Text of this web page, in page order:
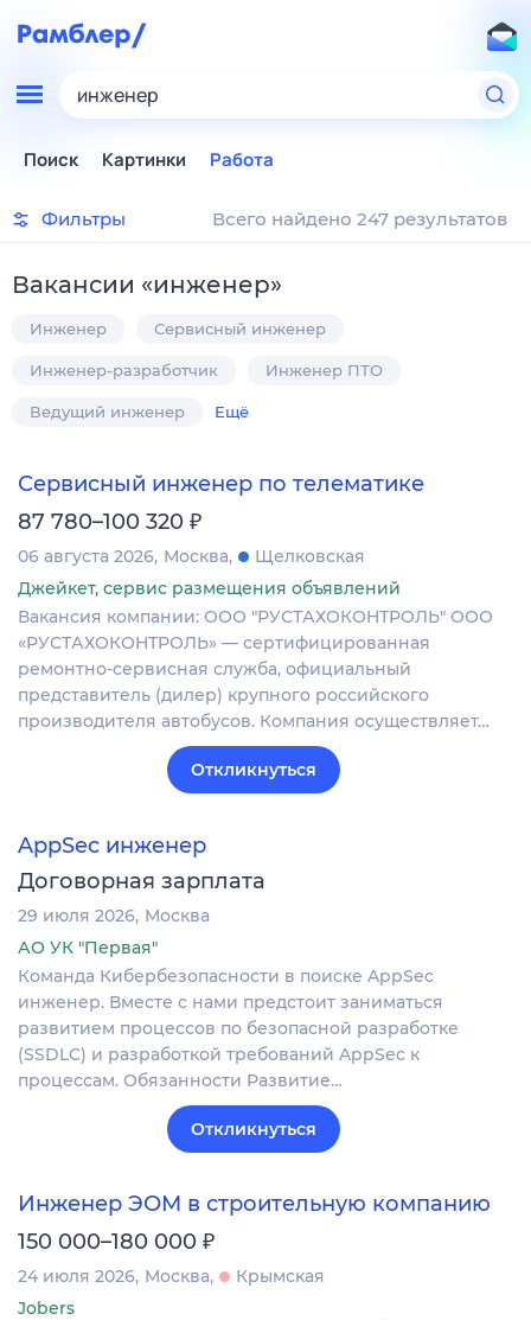
инженер
Поиск Картинки Работа
Фильтры Всего найдено 247 результатов
Вакансии «инженер»
Инженер Сервисный инженер
Инженер-разработчик Инженер ПТО
Ведущий инженер Ещё
Сервисный инженер по телематике
87 780–100 320 ₽
06 августа 2026 Москва
Щелковская
Джейкет, сервис размещения объявлений
Вакансия компании: ООО "РУСТАХОКОНТРОЛЬ" ООО
«РУСТАХОКОНТРОЛЬ» — сертифицированная
ремонтно-сервисная служба, официальный
представитель (дилер) крупного российского
производителя автобусов. Компания осуществляет…
Откликнуться
AppSec инженер
Договорная зарплата
29 июля 2026 Москва
АО УК "Первая"
Команда Кибербезопасности в поиске AppSec
инженер. Вместе с нами предстоит заниматься
развитием процессов по безопасной разработке
(SSDLC) и разработкой требований AppSec к
процессам. Обязанности Развитие…
Откликнуться
Инженер ЭОМ в строительную компанию
150 000–180 000 ₽
24 июля 2026 Москва
Крымская
Jobers